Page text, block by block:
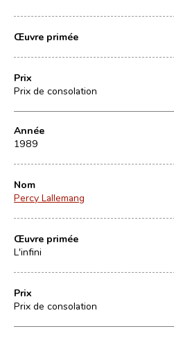
Œuvre primée
Prix
Prix de consolation
Année
1989
Nom
Percy Lallemang
Œuvre primée
L'infini
Prix
Prix de consolation